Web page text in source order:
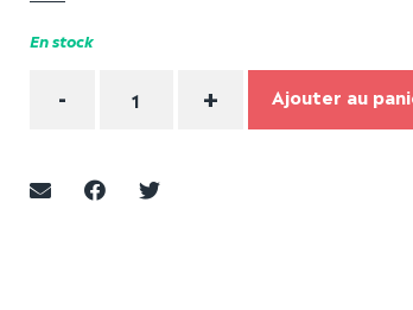
En stock
- + Ajouter au